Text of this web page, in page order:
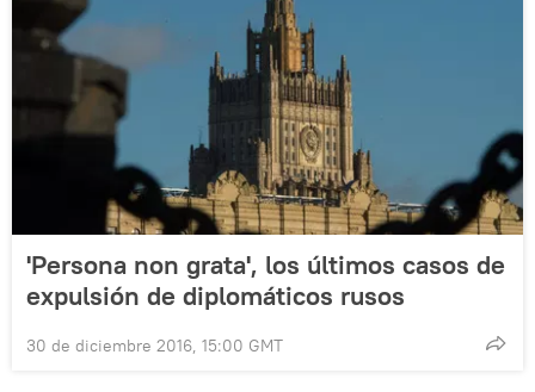
'Persona non grata', los últimos casos de
expulsión de diplomáticos rusos
30 de diciembre 2016, 15:00 GMT